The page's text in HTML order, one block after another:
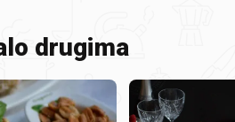
drugima